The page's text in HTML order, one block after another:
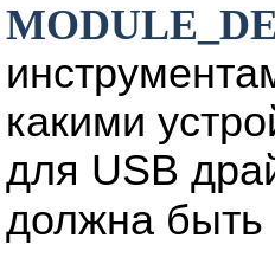
какими
для USB
должна быть